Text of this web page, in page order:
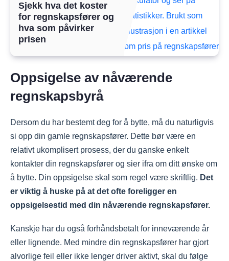
Sjekk hva det koster
for regnskapsfører og
hva som påvirker
prisen
Oppsigelse av nåværende
regnskapsbyrå
Dersom du har bestemt deg for å bytte, må du naturligvis
si opp din gamle regnskapsfører. Dette bør være en
relativt ukomplisert prosess, der du ganske enkelt
kontakter din regnskapsfører og sier ifra om ditt ønske om
å bytte. Din oppsigelse skal som regel være skriftlig. Det
er viktig å huske på at det ofte foreligger en
oppsigelsestid med din nåværende regnskapsfører.
Kanskje har du også forhåndsbetalt for inneværende år
eller lignende. Med mindre din regnskapsfører har gjort
alvorlige feil eller ikke lenger driver aktivt, skal du følge